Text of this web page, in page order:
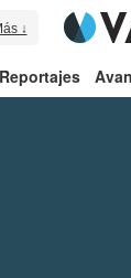
↓
Reportajes